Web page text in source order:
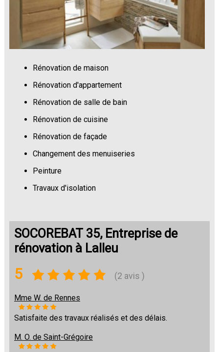
Rénovation de maison
Rénovation d'appartement
Rénovation de salle de bain
Rénovation de cuisine
Rénovation de façade
Changement des menuiseries
Peinture
Travaux d'isolation
SOCOREBAT 35, Entreprise de
rénovation à Lalleu
5 (2 avis )
Mme W. de Rennes
Satisfaite des travaux réalisés et des délais.
M. O. de Saint-Grégoire